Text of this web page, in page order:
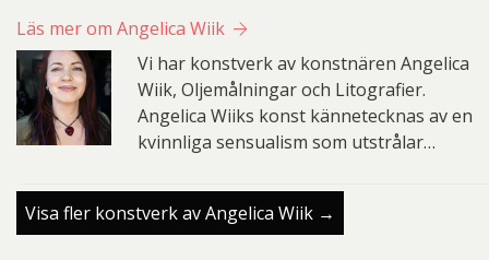
Läs mer om Angelica Wiik
Vi har konstverk av konstnären Angelica
Wiik, Oljemålningar och Litografier.
Angelica Wiiks konst kännetecknas av en
kvinnliga sensualism som utstrålar…
Visa fler konstverk av Angelica Wiik →